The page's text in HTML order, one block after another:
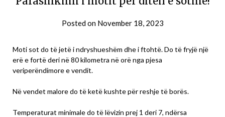
Posted on November 18, 2023
Moti sot do të jetë i ndryshueshëm dhe i ftohtë. Do të fryjë një
erë e fortë deri në 80 kilometra në orë nga pjesa
veriperëndimore e vendit.
Në vendet malore do të ketë kushte për reshje të borës.
Temperaturat minimale do të lëvizin prej 1 deri 7, ndërsa